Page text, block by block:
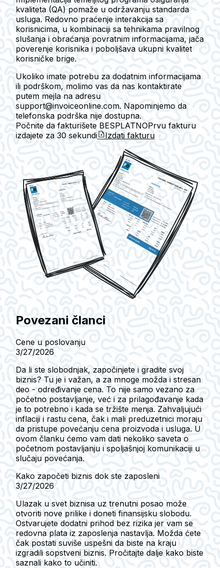
kvaliteta (QA) pomaže u održavanju standarda
usluga. Redovno praćenje interakcija sa
korisnicima, u kombinaciji sa tehnikama pravilnog
slušanja i obraćanja povratnim informacijama, jača
poverenje korisnika i poboljšava ukupni kvalitet
korisničke brige.
Ukoliko imate potrebu za dodatnim informacijama
ili podrškom, molimo vas da nas kontaktirate
putem mejla na adresu
support@invoiceonline.com. Napominjemo da
telefonska podrška nije dostupna.
Počnite da fakturišete BESPLATNOPrvu fakturu
izdajete za 30 sekundi Izdati fakturu
Povezani članci
Cene u poslovanju
3/27/2026
Da li ste slobodnjak, započinjete i gradite svoj
biznis? Tu je i važan, a za mnoge možda i stresan
deo - određivanje cena. To nije samo vezano za
početno postavljanje, već i za prilagođavanje kada
je to potrebno i kada se tržište menja. Zahvaljujući
inflaciji i rastu cena, čak i mali preduzetnici moraju
da pristupe povećanju cena proizvoda i usluga. U
ovom članku ćemo vam dati nekoliko saveta o
početnom postavljanju i spoljašnjoj komunikaciji u
slučaju povećanja.
Kako započeti biznis dok ste zaposleni
3/27/2026
Ulazak u svet biznisa uz trenutni posao može
otvoriti nove prilike i doneti finansijsku slobodu.
Ostvarujete dodatni prihod bez rizika jer vam se
redovna plata iz zaposlenja nastavlja. Možda ćete
čak postati suviše uspešni da biste na kraju
izgradili sopstveni biznis. Pročitajte dalje kako biste
saznali kako to učiniti.